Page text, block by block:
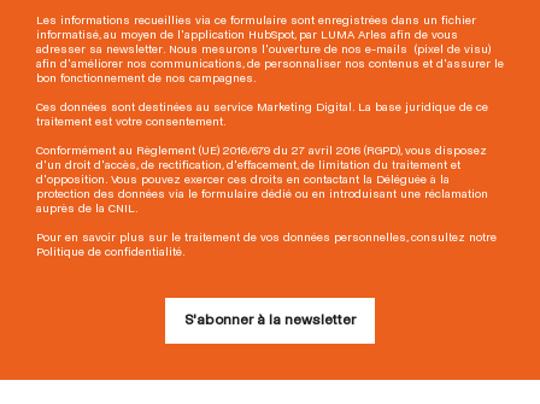
Les informations recueillies via ce formulaire sont enregistrées dans un fichier
informatisé, au moyen de l'application HubSpot, par LUMA Arles afin de vous
adresser sa newsletter. Nous mesurons l'ouverture de nos e-mails (pixel de visu)
afin d'améliorer nos communications, de personnaliser nos contenus et d'assurer le
bon fonctionnement de nos campagnes.
Ces données sont destinées au service Marketing Digital. La base juridique de ce
traitement est votre consentement.
Conformément au Règlement (UE) 2016/679 du 27 avril 2016 (RGPD), vous disposez
d'un droit d'accès, de rectification, d'effacement, de limitation du traitement et
d'opposition. Vous pouvez exercer ces droits en contactant la Déléguée à la
protection des données via le formulaire dédié ou en introduisant une réclamation
auprès de la CNIL.
Pour en savoir plus sur le traitement de vos données personnelles, consultez notre
Politique de confidentialité.